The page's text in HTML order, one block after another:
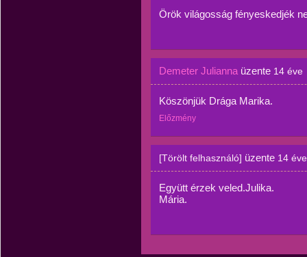
Örök világosság fényeskedjék
Demeter Julianna üzente 14 éve
Köszönjük Drága Marika.
Előzmény
[Törölt felhasználó] üzente 14 éve
Együtt érzek veled.Julika.
Mária.